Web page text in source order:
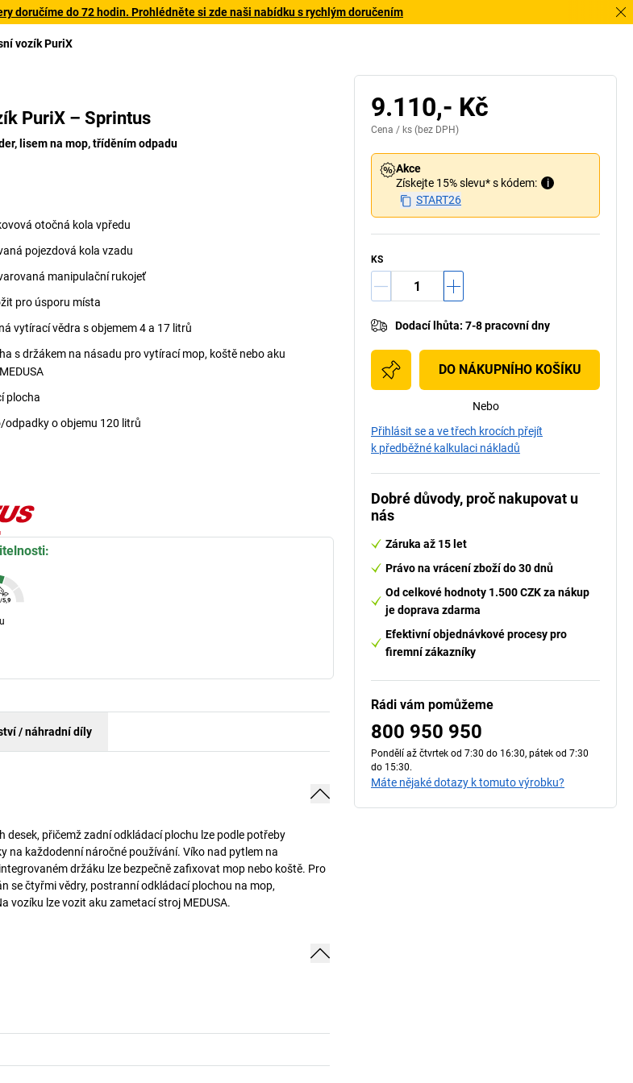
doručíme do 72 hodin. Prohlédněte si zde naši nabídku s rychlým doručením
vozík PuriX
PuriX – Sprintus
lisem na mop, tříděním odpadu
otočná kola vpředu
pojezdová kola vzadu
manipulační rukojeť
pro úsporu místa
vytírací vědra s objemem 4 a 17 litrů
s držákem na násadu pro vytírací mop, koště nebo aku
plocha
odpadky o objemu 120 litrů
/ náhradní díly
přičemž zadní odkládací plochu lze podle potřeby
na každodenní náročné používání. Víko nad pytlem na
držáku lze bezpečně zafixovat mop nebo koště. Pro
se čtyřmi vědry, postranní odkládací plochou na mop,
vozíku lze vozit aku zametací stroj MEDUSA.
9.110,- Kč
Cena / ks (bez DPH)
Akce
Získejte 15% slevu* s kódem:
i
START26
KS
Dodací lhůta: 7-8 pracovní dny
DO NÁKUPNÍHO KOŠÍKU
Nebo
Přihlásit se a ve třech krocích přejít
k předběžné kalkulaci nákladů
Dobré důvody, proč nakupovat u
nás
Záruka až 15 let
Právo na vrácení zboží do 30 dnů
Od celkové hodnoty 1.500 CZK za nákup
je doprava zdarma
Efektivní objednávkové procesy pro
firemní zákazníky
Rádi vám pomůžeme
800 950 950
Pondělí až čtvrtek od 7:30 do 16:30, pátek od 7:30
do 15:30.
Máte nějaké dotazy k tomuto výrobku?